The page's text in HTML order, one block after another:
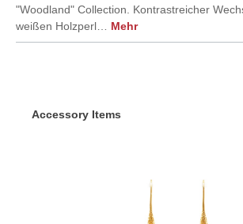
"Woodland" Collection. Kontrastreicher
weißen Holzperl… Mehr
Accessory Items